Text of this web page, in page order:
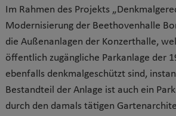
Im Rahmen des Projekts
Modernisierung der Beethovenhalle
die Außenanlagen der Konzerthalle,
öffentlich zugängliche Parkanlage der
ebenfalls denkmalgeschützt sind,
Bestandteil der Anlage ist auch ein
durch den damals tätigen